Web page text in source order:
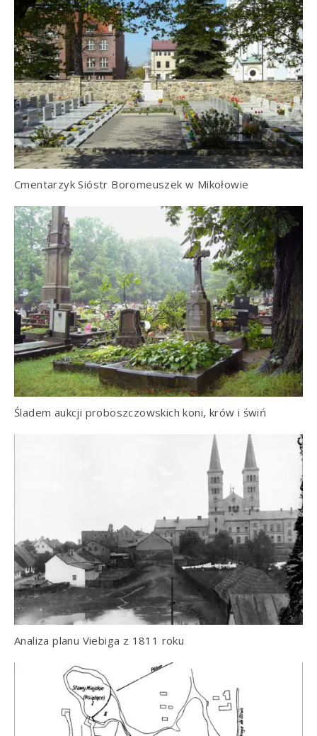
Cmentarzyk Sióstr Boromeuszek w Mikołowie
Śladem aukcji proboszczowskich koni, krów i świń
Analiza planu Viebiga z 1811 roku